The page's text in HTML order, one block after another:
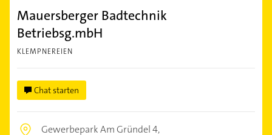
Mauersberger Badtechnik
Betriebsg.mbH
KLEMPNEREIEN
Chat starten
Gewerbepark Am Gründel 4,